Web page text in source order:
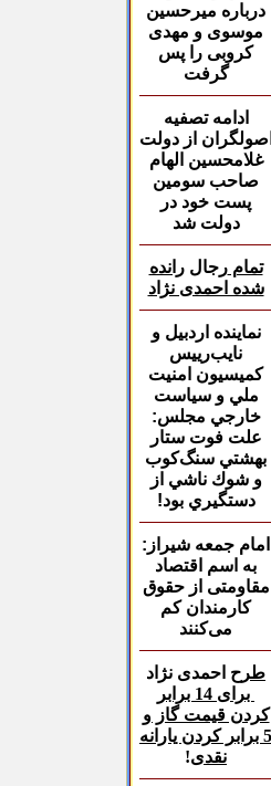
درباره میرحسین
موسوی و مهدی
کروبی را پس
گرفت
ادامه تصفیه
اصولگران از دولت
غلامحسین الهام
صاحب سومین
پست خود در
دولت شد
تمامرجالرانده
شده احمدی نژاد
نماينده اردبيل و
نايب‌رييس
كميسيون امنيت
ملي و سياست
خارجي مجلس:
علت فوت ستار
بهشتي سنگ‌كوب
و شوك ناشي از
دستگيري بود!
امام جمعه شیراز:
به اسم اقتصاد
مقاومتی از حقوق
کارمندان کم
می‌کنند
طرح احمدی نژاد
برای 14 برابر
کردن قیمت گاز و
5 برابر کردن یارانه
نقدی!